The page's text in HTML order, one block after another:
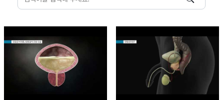
동
신
선
학